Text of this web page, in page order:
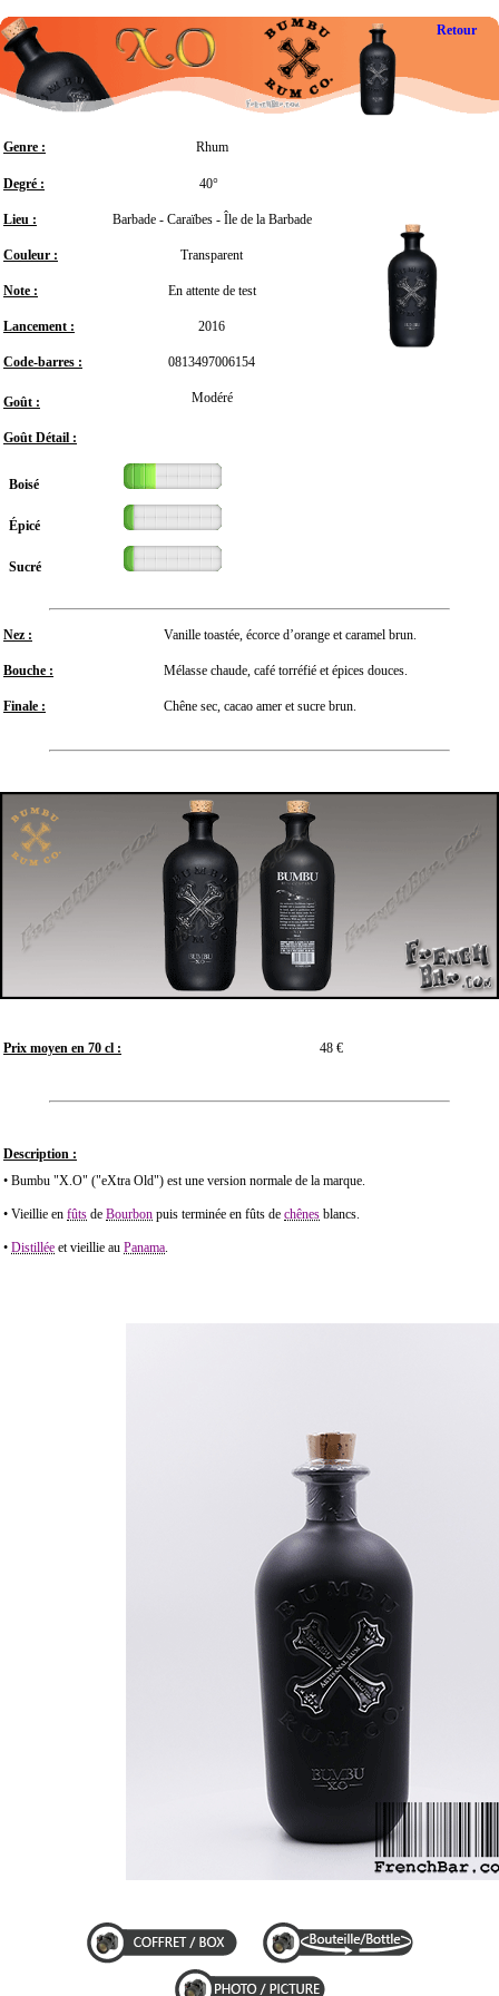
Retour
Genre : Rhum
Degré : 40°
Lieu : Barbade - Caraïbes - Île de la Barbade
Couleur : Transparent
Note : En attente de test
Lancement : 2016
Code-barres : 0813497006154
Goût : Modéré
Goût Détail :
Boisé
Épicé
Sucré
Nez : Vanille toastée, écorce d’orange et caramel brun.
Bouche : Mélasse chaude, café torréfié et épices douces.
Finale : Chêne sec, cacao amer et sucre brun.
Prix moyen en 70 cl : 48 €
Description :
• Bumbu "X.O" ("eXtra Old") est une version normale de la marque.
• Vieillie en fûts de Bourbon puis terminée en fûts de chênes blancs.
• Distillée et vieillie au Panama.